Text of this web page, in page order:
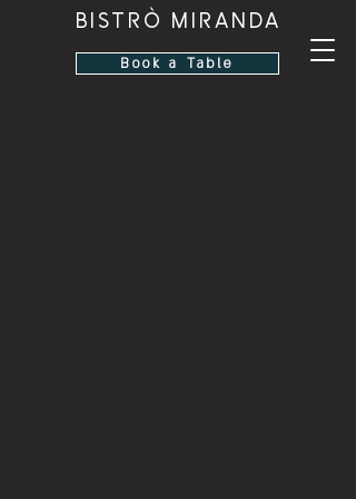
BISTRÒ MIRANDA
Book a Table